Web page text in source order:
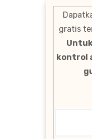
gratis
kontrol